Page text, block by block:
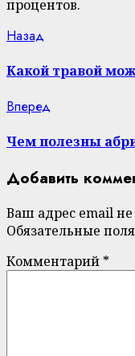
процентов.
Continue
Reading
Назад
Какой травой
Вперед
Чем полезны
Добавить
Ваш адрес email не
Обязательные
Комментарий *